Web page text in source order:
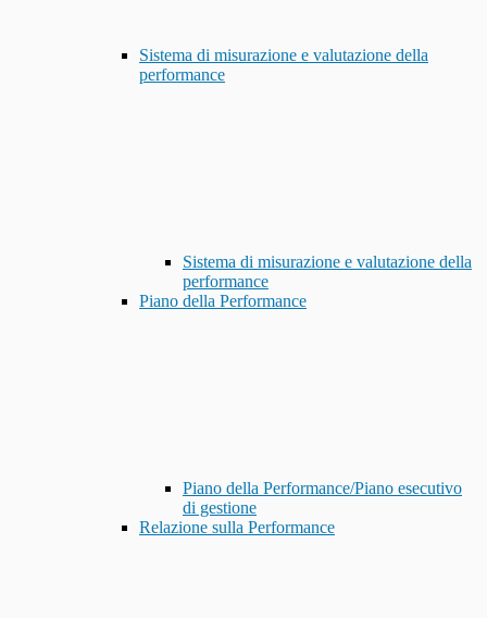
Sistema di misurazione e valutazione della
performance
Sistema di misurazione e valutazione della
performance
Piano della Performance
Piano della Performance/Piano esecutivo
di gestione
Relazione sulla Performance